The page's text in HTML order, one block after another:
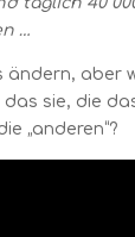
…
aber
das sie, die
„anderen“?